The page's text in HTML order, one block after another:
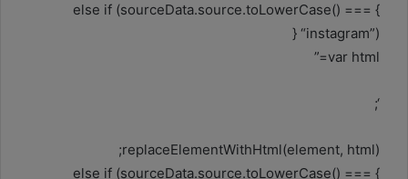
} else if (sourceData.source.toLowerCase() ===
“instagram”) {
var html=”
‘;
replaceElementWithHtml(element, html);
} else if (sourceData.source.toLowerCase() ===